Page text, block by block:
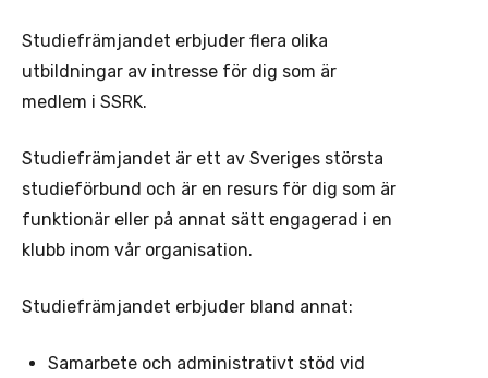
Studiefrämjandet erbjuder flera olika
utbildningar av intresse för dig som är
medlem i SSRK.
Studiefrämjandet är ett av Sveriges största
studieförbund och är en resurs för dig som är
funktionär eller på annat sätt engagerad i en
klubb inom vår organisation.
Studiefrämjandet erbjuder bland annat:
Samarbete och administrativt stöd vid